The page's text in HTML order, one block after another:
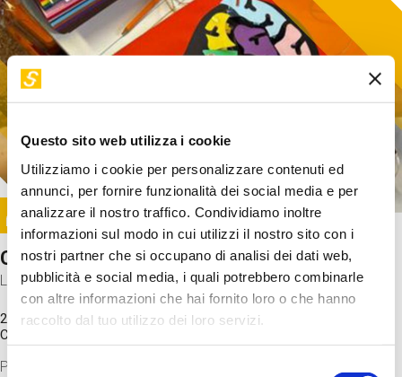
Questo sito web utilizza i cookie
Utilizziamo i cookie per personalizzare contenuti ed
annunci, per fornire funzionalità dei social media e per
analizzare il nostro traffico. Condividiamo inoltre
informazioni sul modo in cui utilizzi il nostro sito con i
nostri partner che si occupano di analisi dei dati web,
pubblicità e social media, i quali potrebbero combinarle
con altre informazioni che hai fornito loro o che hanno
raccolto dal tuo utilizzo dei loro servizi.
Selezione
Image
SUNDAY@STEP
Come funziona il cervello?
Laboratorio
20 Set 2026 / 11:15 - 13:00
Costo
Proveremo a costruire un cervello in cartoncino cercando di